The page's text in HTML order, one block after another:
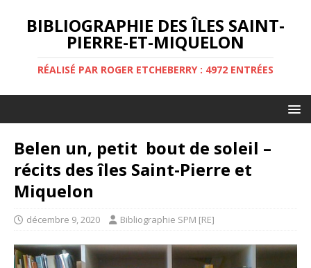
BIBLIOGRAPHIE DES ÎLES SAINT-
PIERRE-ET-MIQUELON
RÉALISÉ PAR ROGER ETCHEBERRY : 4972 ENTRÉES
Belen un, petit bout de soleil –
récits des îles Saint-Pierre et
Miquelon
décembre 9, 2020 Bibliographie SPM [RE]